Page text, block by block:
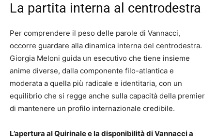
La partita interna al centrodestra
Per comprendere il peso delle parole di Vannacci,
occorre guardare alla dinamica interna del centrodestra.
Giorgia Meloni guida un esecutivo che tiene insieme
anime diverse, dalla componente filo-atlantica e
moderata a quella più radicale e identitaria, con un
equilibrio che si regge anche sulla capacità della premier
di mantenere un profilo internazionale credibile.
L’apertura al Quirinale e la disponibilità di Vannacci a